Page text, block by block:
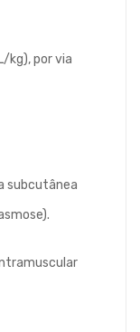
kg), por via
subcutânea